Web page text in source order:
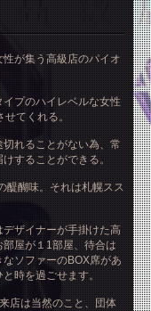
が集う高級店のパイオ
プのハイレベルな女性
てくれる。
れることがない為、常
することができる。
醍醐味。それは札幌スス
ザイナーが手掛けた高
屋が１1部屋、待合は
ソファーのBOX席があ
時を過ごせます。
店は当然のこと、団体